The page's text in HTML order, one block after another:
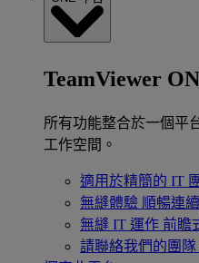
TeamViewer
所有功能整合於一個平
工作空間。
適用於精簡的 IT
無縫體驗 順暢連
無縫 IT 運作 前瞻
請聯絡我們的團隊